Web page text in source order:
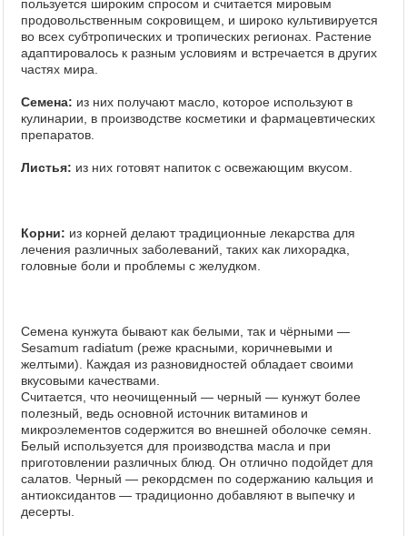
пользуется широким спросом и считается мировым
продовольственным сокровищем, и широко культивируется
во всех субтропических и тропических регионах. Растение
адаптировалось к разным условиям и встречается в других
частях мира.
Семена: из них получают масло, которое используют в
кулинарии, в производстве косметики и фармацевтических
препаратов.
Листья: из них готовят напиток с освежающим вкусом.
Корни: из корней делают традиционные лекарства для
лечения различных заболеваний, таких как лихорадка,
головные боли и проблемы с желудком.
Семена кунжута бывают как белыми, так и чёрными —
Sesamum radiatum (реже красными, коричневыми и
желтыми). Каждая из разновидностей обладает своими
вкусовыми качествами.
Считается, что неочищенный — черный — кунжут более
полезный, ведь основной источник витаминов и
микроэлементов содержится во внешней оболочке семян.
Белый используется для производства масла и при
приготовлении различных блюд. Он отлично подойдет для
салатов. Черный — рекордсмен по содержанию кальция и
антиоксидантов — традиционно добавляют в выпечку и
десерты.